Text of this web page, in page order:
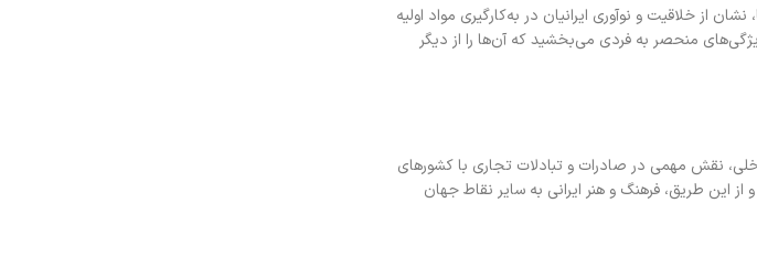
خلاقیت و نوآوری ایرانیان در به‌کارگیری مواد اولیه
منحصر به فردی می‌بخشید که آن‌ها را از دیگر
نقش مهمی در صادرات و تبادلات تجاری با کشورهای
این طریق، فرهنگ و هنر ایرانی به سایر نقاط جهان